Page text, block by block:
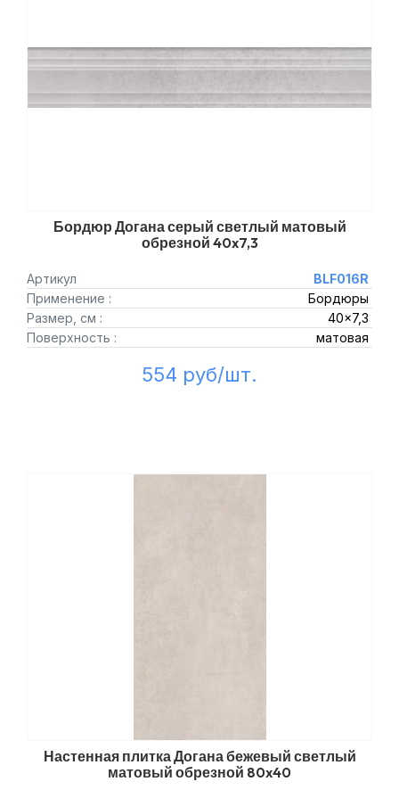
Бордюр Догана серый светлый матовый
обрезной 40x7,3
Артикул
BLF016R
Применение :
Бордюры
Размер, см :
40x7,3
Поверхность :
матовая
554 руб/шт.
Настенная плитка Догана бежевый светлый
матовый обрезной 80x40